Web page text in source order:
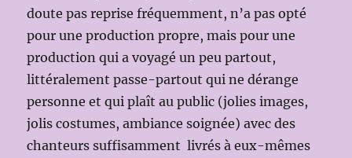
doute pas reprise fréquemment, n’a pas opté
pour une production propre, mais pour une
production qui a voyagé un peu partout,
littéralement passe-partout qui ne dérange
personne et qui plaît au public (jolies images,
jolis costumes, ambiance soignée) avec des
chanteurs suffisamment livrés à eux-mêmes